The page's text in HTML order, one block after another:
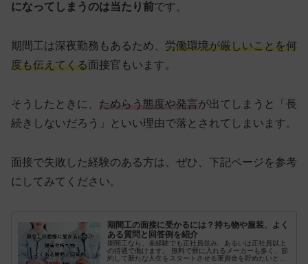
になってしまうのは当たり前です。
期間工は深夜勤務もあるため、 労働環境が厳しいことを何
度も伝えてくる面接官もいます。
そうしたときに、 ためらう態度や発言が出てしまうと「長
続きしないだろう」といい理由で落とされてしまいます。
面接で失敗した経験のある方は、ぜひ、下記ページを参考
にしてみてください。
期間工の面接に受かるには？持ち物や服装、よく
ある質問と回答例を紹介
期間工なら、未経験でも正社員並み、あるいは正社員以上
の待遇で働けます。 無料で寮に入れるメーカーも多く、節
約して新たな人生をスタートさせる軍資金を貯めたいとい